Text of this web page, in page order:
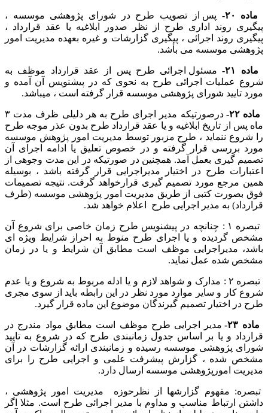
ماده ۲۰-
پس از تصویب طرح در شورای پژوهشی موسسه ،
پیگیری روند اداری طرح از نظر صدور ابلاغیه یا عقد قرارداد ،
پیگیری روند اجرائی ، پیگیری گزارشات و غیره بعهده مدیریت امور
پژوهشی موسسه می بأشد.
ماده ۲۱-
مسئول اجرائی طرح پس از عقد قرارداد موظف به
شروع عملیات اجرائی طرح به نحوی که در پیشنویس آن آمده و
مورد تایید شورای پژوهشی موسسه قرار گرفته است ، میباشد.
ماده ۲۲-
درصورتیکه مدیر اجرای طرح به هر دلیلی ظرف مدت ۳
ماه پس از تاریخ ابلاغیه و یا عقد قرارداد طرح بدون عذر موجه طرح
را شروع ننماید ، طرح مزبور توسط مدیریت امور پژوهش موسسه
مورد بررسی قرار گرفته و در خصوص تعلیق یا ادامه اجرای آن
تصمیم گیری بعمل آمد. همچنین در صورتیکه در این مدت وجوهی از
اعتبارات طرح در اختیار مدیراجرایی قرار گرفته باشد ، بوسیله
همین مرجع مورد تصمیم گیری قرارخواهد گرفت. نتیجه تصمیمات
فوق بصورت کتبی از طریق مدیریت امور پژوهشی موسسه (طرف
قرارداد) به مدیر اجرایی طرح اعلام خواهد شد.
تبصره ۱ : چنانچه در پیشنویس طرح زمان خاصی برای شروع آن
مشخص گردیده و یا اجرای طرح منوط به احراز شرایط ویژه ای
باشد، مدیراجرایی موظف است مطابق آن شرایط و یا در زمان
مشخص شده عمل نماید.
تبصره ۲ : مدارک و شواهد لازم و یا ادله مربوط به شروع و یا عدم
شروع کار و سایر موارد مورد نظر در این رابطه باید از سوی مجری
طرح در اختیار تصمیم گیرندگان موضوع این ماده قرار گیرد.
ماده ۲۳-
مدیر اجرایی طرح موظف است مطابق مواد مندرج در
قرارداد و یا بر اساس جدول زمانبندی طرح که در شروع به تایید
شورای پژوهشی موسسه رسیده و زمانبندی ارائه گزارشات در آن
مشخص شده ، گزارش پیشرفت علمی و اجرایی طرح را برای
مدیریت امورپژوهشی موسسه ارسال دارد.
تبصره: مفهوم گزارشها از نظرحوزه مدیریت امور پژوهشی ،
داشتن ارتباط مناسب و مداوم با مدیر اجرائی طرح است. مثلا اگر